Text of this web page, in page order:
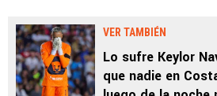
VER TAMBIÉN
Lo sufre Keylor
que nadie en